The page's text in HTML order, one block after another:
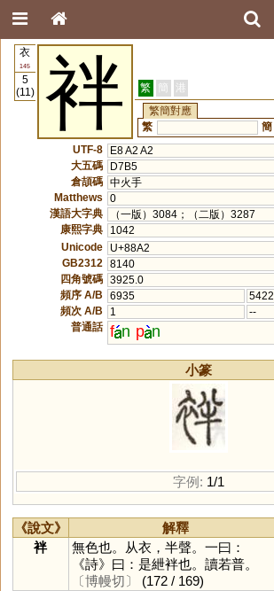
衣
145
5
(11)
袢 繁 簡 港
繁簡對應
繁
簡
UTF-8
E8 A2 A2
大五碼
D7B5
倉頡碼 中火手
Matthews
0
漢語大字典
（一版）3084；（二版）3287
康熙字典
1042
Unicode
U+88A2
GB2312
8140
四角號碼 3925.0
頻序 A/B
6935
5422
頻次 A/B
1
--
普通話 f n p n
小篆
字例: 1/1
《說文》 解釋
袢
無色也。从衣，半聲。一曰：
《詩》曰：是紲袢也。讀若普。
〔博幔切〕
(172 / 169)